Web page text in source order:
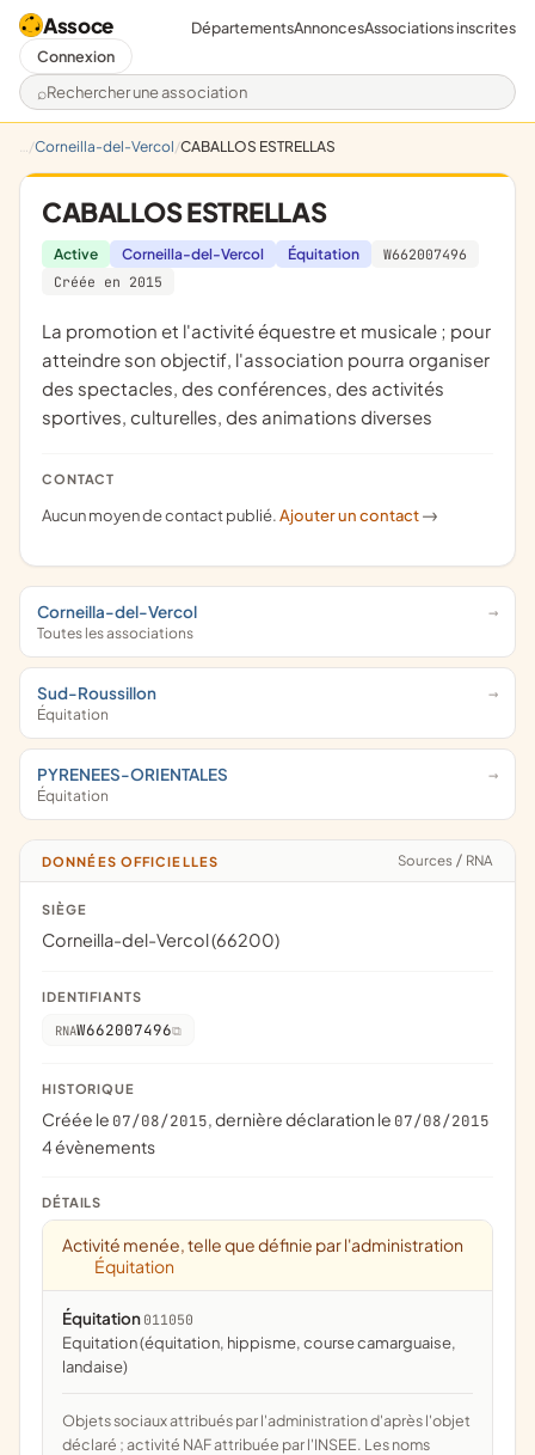
Assoce
Rechercher une association
DépartementsAnnoncesAssociations inscrites
Connexion
Corneilla-del-Vercol CABALLOS ESTRELLAS
CABALLOS ESTRELLAS
Active Corneilla-del-Vercol Équitation
W662007496
Créée en 2015
la promotion et l'activité équestre et musicale ; pour
atteindre son objectif, l'association pourra organiser
des spectacles, des conférences, des activités
sportives, culturelles, des animations diverses
CONTACT
Aucun moyen de contact publié.Ajouter un contact ->
Corneilla-del-Vercol
Toutes les associations
Sud-Roussillon
Équitation
PYRENEES-ORIENTALES
Équitation
DONNÉES OFFICIELLES Sources / RNA
SIÈGE
Corneilla-del-Vercol (66200)
IDENTIFIANTS
RNAW662007496
HISTORIQUE
Créée le 07/08/2015, dernière déclaration le 07/08/2015
4 évènements
DÉTAILS
Activité menée, telle que définie par l'administration
Équitation
Équitation 011050
Equitation (équitation, hippisme, course camarguaise,
landaise)
Objets sociaux attribués par l'administration d'après l'objet
déclaré ; activité NAF attribuée par l'INSEE. Les noms